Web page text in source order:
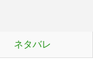
ネタバレ